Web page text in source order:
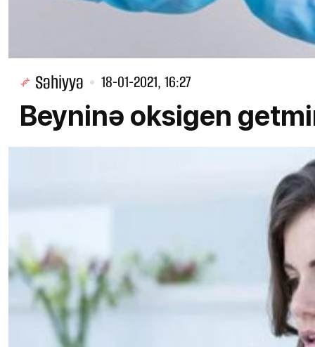
Səhiyyə 18-01-2021, 16:27
Beyninə oksigen